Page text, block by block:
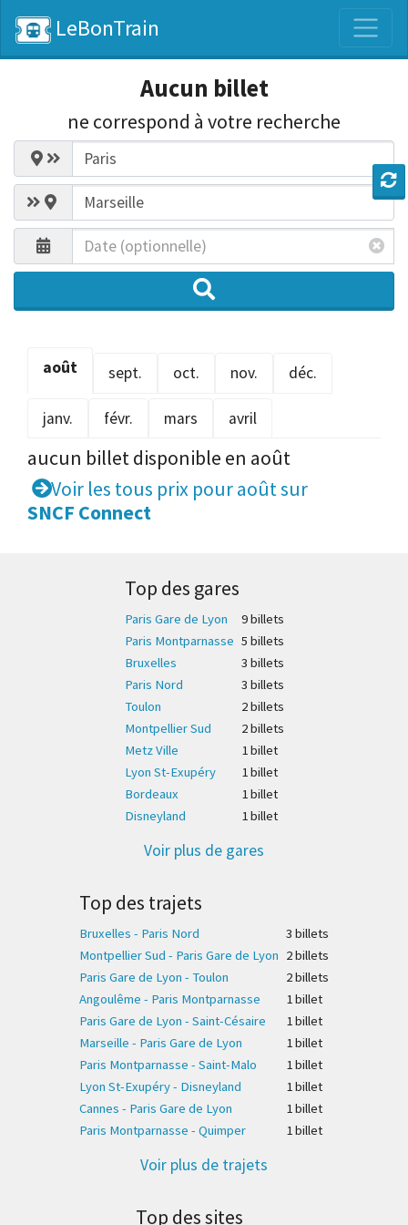
LeBonTrain
Aucun billet
ne correspond à votre recherche
août sept. oct. nov. déc.
janv. févr. mars avril
aucun billet disponible en août
Voir les tous prix pour août sur
SNCF Connect
Top des gares
Paris Gare de Lyon 9 billets
Paris Montparnasse 5 billets
Bruxelles
3 billets
Paris Nord
3 billets
Toulon
2 billets
Montpellier Sud
2 billets
Metz Ville
1 billet
Lyon St-Exupéry
1 billet
Bordeaux
1 billet
Disneyland
1 billet
Voir plus de gares
Top des trajets
Bruxelles - Paris Nord 3 billets
Montpellier Sud - Paris Gare de Lyon 2 billets
Paris Gare de Lyon - Toulon
2 billets
Angoulême - Paris Montparnasse
1 billet
Paris Gare de Lyon - Saint-Césaire
1 billet
Marseille - Paris Gare de Lyon
1 billet
Paris Montparnasse - Saint-Malo
1 billet
Lyon St-Exupéry - Disneyland
1 billet
Cannes - Paris Gare de Lyon
1 billet
Paris Montparnasse - Quimper
1 billet
Voir plus de trajets
Top des sites